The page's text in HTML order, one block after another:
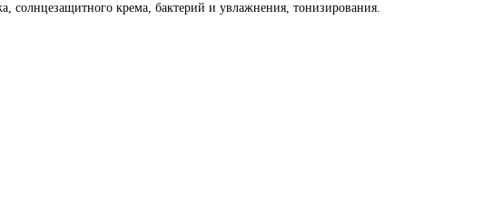
солнцезащитного крема, бактерий и увлажнения, тонизирования.